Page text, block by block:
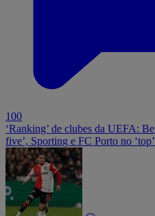
100
‘Ranking’ de clubes da UEFA:
five’, Sporting e FC Porto no